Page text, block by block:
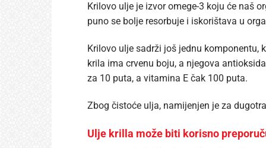
Krilovo ulje je izvor omege-3 koju će naš
puno se bolje resorbuje i iskorištava u
Krilovo ulje sadrži još jednu komponentu,
krila ima crvenu boju, a njegova
za 10 puta, a vitamina E čak 100 puta.
Zbog čistoće ulja, namijenjen je za
Ulje krilla može biti korisno